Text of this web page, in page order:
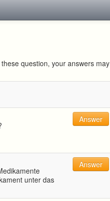
question, your answers may
Answer
unter das
Answer